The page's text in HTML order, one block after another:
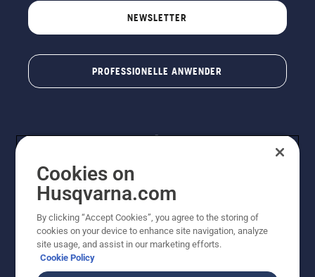
NEWSLETTER
PROFESSIONELLE ANWENDER
© Husqvarna® AB (publ). Alle Rechte vorbehalten. Die
Preisangaben sind unverbindliche Preisempfehlungen
von Husqvarna Schweiz AG an den teilnehmenden
Fachhandel, Preise in CHF inklusive 8,1% MWST und
Cookies on
Husqvarna.com
By clicking “Accept Cookies”, you agree to the storing of
cookies on your device to enhance site navigation, analyze
site usage, and assist in our marketing efforts.
Cookie Policy